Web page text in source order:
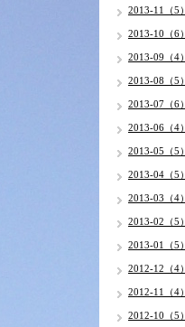
2013-11（5）
2013-10（6）
2013-09（4）
2013-08（5）
2013-07（6）
2013-06（4）
2013-05（5）
2013-04（5）
2013-03（4）
2013-02（5）
2013-01（5）
2012-12（4）
2012-11（4）
2012-10（5）